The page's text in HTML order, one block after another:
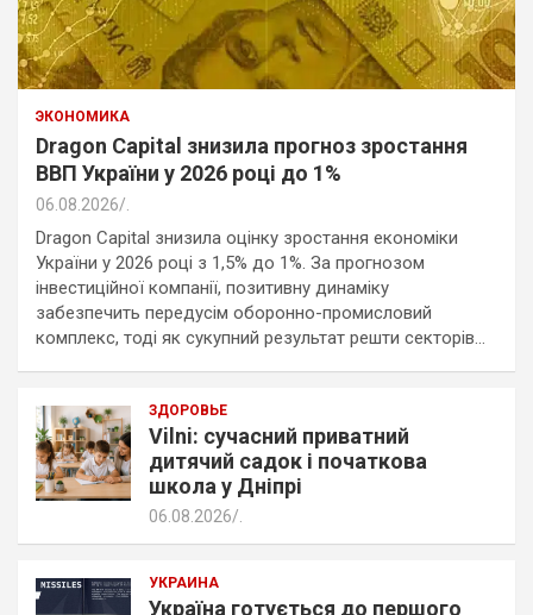
ЭКОНОМИКА
Dragon Capital знизила прогноз зростання
ВВП України у 2026 році до 1%
06.08.2026
Dragon Capital знизила оцінку зростання економіки
України у 2026 році з 1,5% до 1%. За прогнозом
інвестиційної компанії, позитивну динаміку
забезпечить передусім оборонно-промисловий
комплекс, тоді як сукупний результат решти секторів…
ЗДОРОВЬЕ
Vilni: сучасний приватний
дитячий садок і початкова
школа у Дніпрі
06.08.2026
УКРАИНА
Україна готується до першого